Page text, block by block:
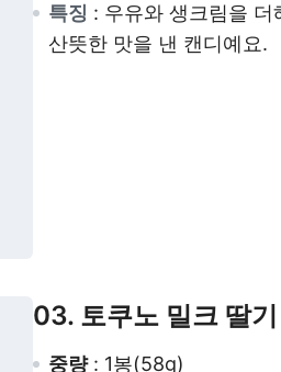
특징 : 우유와 생크림을
산뜻한 맛을 낸 캔디예요.
03. 토쿠노 밀크 딸
중량: 1봉(58g)